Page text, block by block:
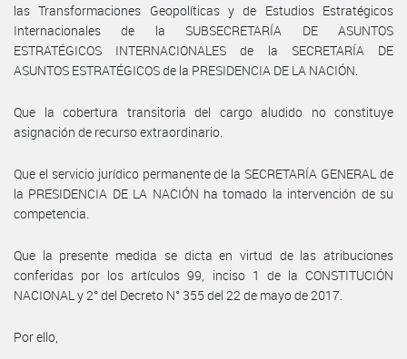
las Transformaciones Geopolíticas y de Estudios Estratégicos
Internacionales de la SUBSECRETARÍA DE ASUNTOS
ESTRATÉGICOS INTERNACIONALES de la SECRETARÍA DE
ASUNTOS ESTRATÉGICOS de la PRESIDENCIA DE LA NACIÓN.
Que la cobertura transitoria del cargo aludido no constituye
asignación de recurso extraordinario.
Que el servicio jurídico permanente de la SECRETARÍA GENERAL de
la PRESIDENCIA DE LA NACIÓN ha tomado la intervención de su
competencia.
Que la presente medida se dicta en virtud de las atribuciones
conferidas por los artículos 99, inciso 1 de la CONSTITUCIÓN
NACIONAL y 2° del Decreto N° 355 del 22 de mayo de 2017.
Por ello,